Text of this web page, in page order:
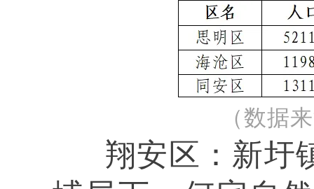
（数据
翔安区：新圩